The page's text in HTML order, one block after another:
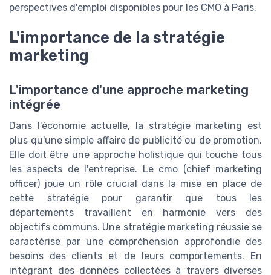
perspectives d'emploi disponibles pour les CMO à Paris.
L'importance de la stratégie
marketing
L'importance d'une approche marketing
intégrée
Dans l'économie actuelle, la stratégie marketing est
plus qu'une simple affaire de publicité ou de promotion.
Elle doit être une approche holistique qui touche tous
les aspects de l'entreprise. Le cmo (chief marketing
officer) joue un rôle crucial dans la mise en place de
cette stratégie pour garantir que tous les
départements travaillent en harmonie vers des
objectifs communs. Une stratégie marketing réussie se
caractérise par une compréhension approfondie des
besoins des clients et de leurs comportements. En
intégrant des données collectées à travers diverses